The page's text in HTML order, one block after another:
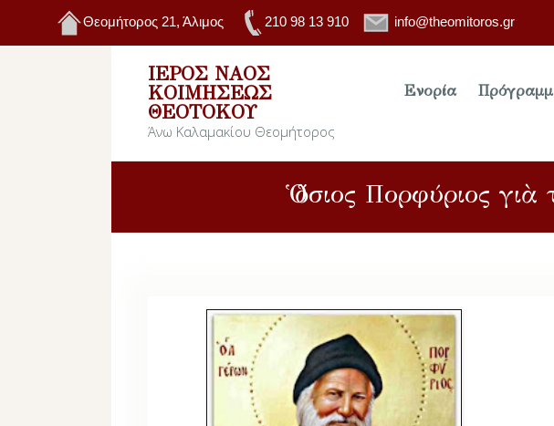
Θεομήτορος 21, Άλιμος 210 98 13 910 info@theomitoros.gr
ΙΕΡΌΣ ΝΑΌΣ
ΚΟΙΜΉΣΕΩΣ
ΘΕΟΤΌΚΟΥ
Άνω Καλαμακίου Θεομήτορος
Ενορία
Ὁ ὅσιος Πορφύριος